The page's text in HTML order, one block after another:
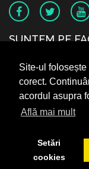
Site-ul
corect.
acordul asupra
Află mai mult
Setări
cookies
SUNTEM PE